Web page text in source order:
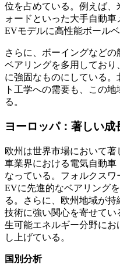
位を占めている。例えば
ォードといった大手自動
EVモデルに高性能ボール
さらに、ボーイングなど
ベアリングを多用してお
に強固なものにしている
ト工学への需要も、この
る。
ヨーロッパ：著しい
欧州は世界市場において
車業界における電気自動
なっている。フォルクスワ
EVに先進的なベアリング
る。さらに、欧州地域が
技術に強い関心を寄せて
生可能エネルギー分野に
し上げている。
国別分析